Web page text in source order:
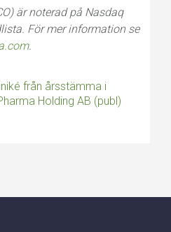
är noterad på Nasdaq
För mer information se
.
från årsstämma i
Holding AB (publ)